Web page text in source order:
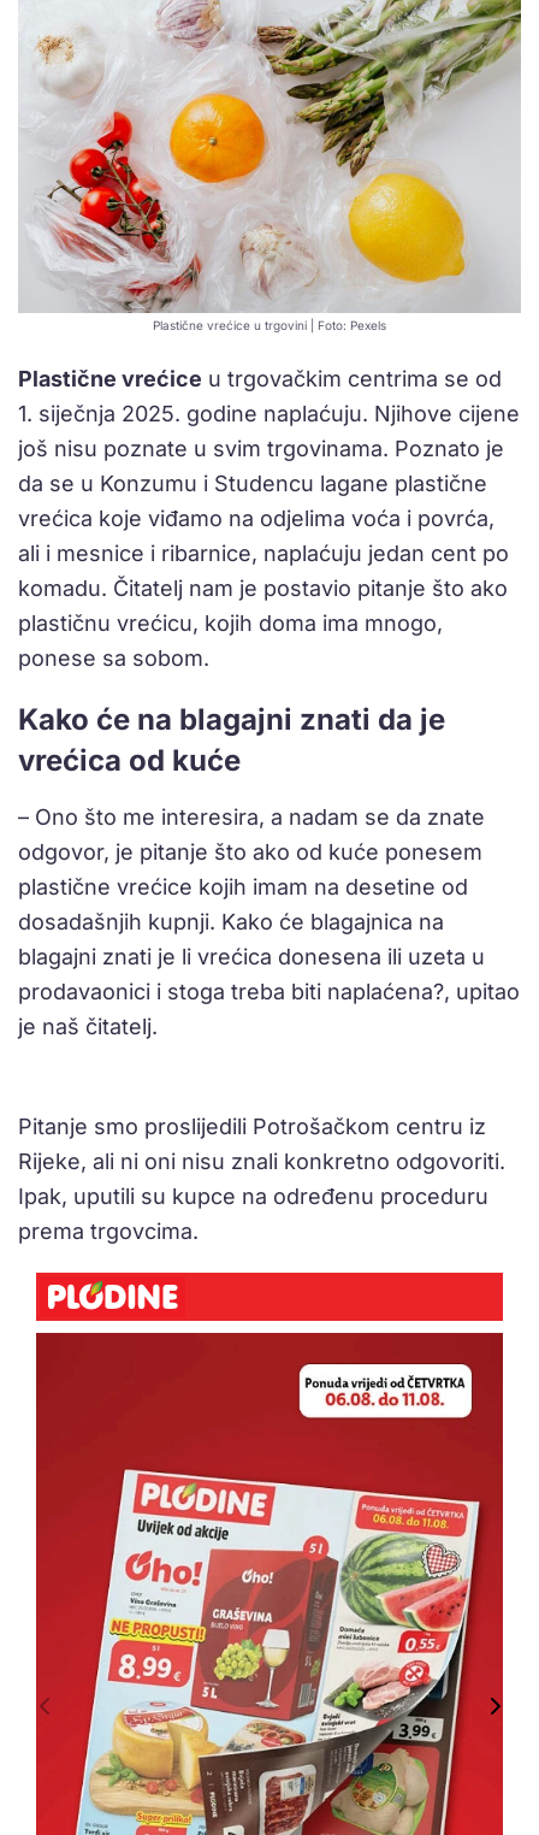
Plastične vrećice u trgovini | Foto: Pexels
Plastične vrećice u trgovačkim centrima se od
1. siječnja 2025. godine naplaćuju. Njihove cijene
još nisu poznate u svim trgovinama. Poznato je
da se u Konzumu i Studencu lagane plastične
vrećica koje viđamo na odjelima voća i povrća,
ali i mesnice i ribarnice, naplaćuju jedan cent po
komadu. Čitatelj nam je postavio pitanje što ako
plastičnu vrećicu, kojih doma ima mnogo,
ponese sa sobom.
Kako će na blagajni znati da je
vrećica od kuće
– Ono što me interesira, a nadam se da znate
odgovor, je pitanje što ako od kuće ponesem
plastične vrećice kojih imam na desetine od
dosadašnjih kupnji. Kako će blagajnica na
blagajni znati je li vrećica donesena ili uzeta u
prodavaonici i stoga treba biti naplaćena?, upitao
je naš čitatelj.
Pitanje smo proslijedili Potrošačkom centru iz
Rijeke, ali ni oni nisu znali konkretno odgovoriti.
Ipak, uputili su kupce na određenu proceduru
prema trgovcima.